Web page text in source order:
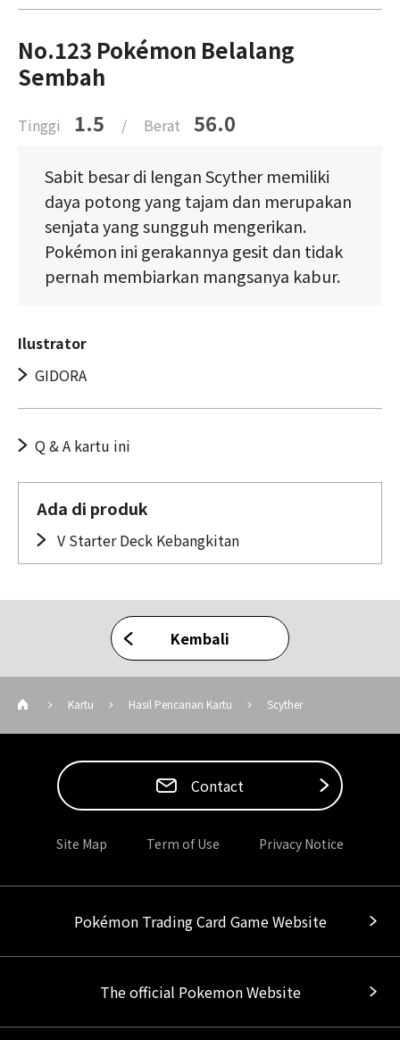
No.123 Pokémon Belalang
Sembah
Tinggi 1.5 / Berat 56.0
Sabit besar di lengan Scyther memiliki
daya potong yang tajam dan merupakan
senjata yang sungguh mengerikan.
Pokémon ini gerakannya gesit dan tidak
pernah membiarkan mangsanya kabur.
Ilustrator
GIDORA
Q & A kartu ini
Ada di produk
V Starter Deck Kebangkitan
Kembali
Kartu Hasil Pencarian Kartu Scyther
Contact
Site Map Term of Use Privacy Notice
Pokémon Trading Card Game Website
The official Pokemon Website